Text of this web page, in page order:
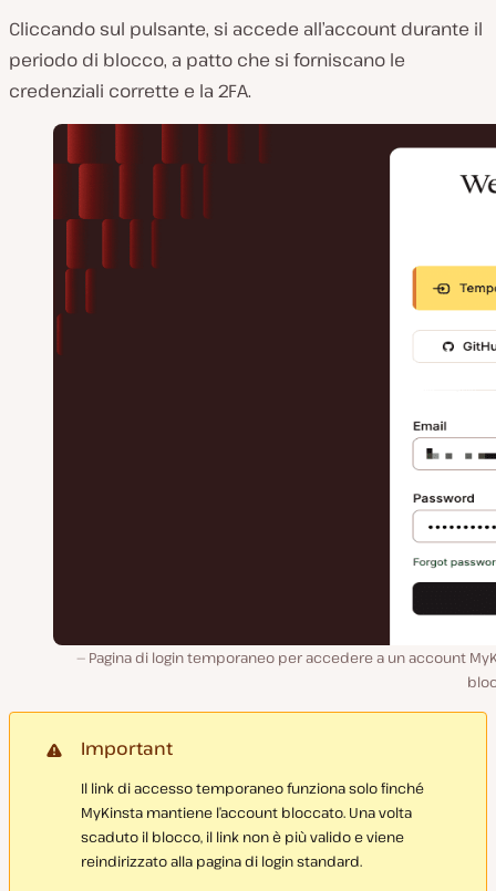
Cliccando sul pulsante, si accede all’account durante il
periodo di blocco, a patto che si forniscano le
credenziali corrette e la 2FA.
Pagina di login temporaneo per accedere a un account
Important
Il link di accesso temporaneo funziona solo finché
MyKinsta mantiene l’account bloccato. Una volta
scaduto il blocco, il link non è più valido e viene
reindirizzato alla pagina di login standard.